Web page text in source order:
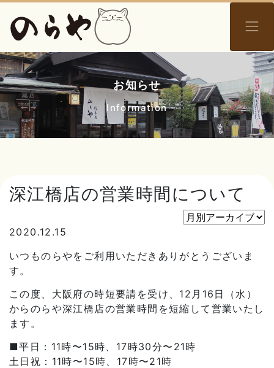
お知らせ
Information
深江橋店の営業時間について
2020.12.15
いつものらやをご利用いただきありがとうございま
す。
この度、大阪府の時短要請を受け、12月16日（水）
からのらや深江橋店の営業時間を短縮して営業いたし
ます。
■平日：11時〜15時、17時30分〜21時
土日祝：11時〜15時、17時〜21時